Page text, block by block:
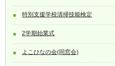
特別支援学校清掃技能検定
2学期始業式
よこひなの会(同窓会)